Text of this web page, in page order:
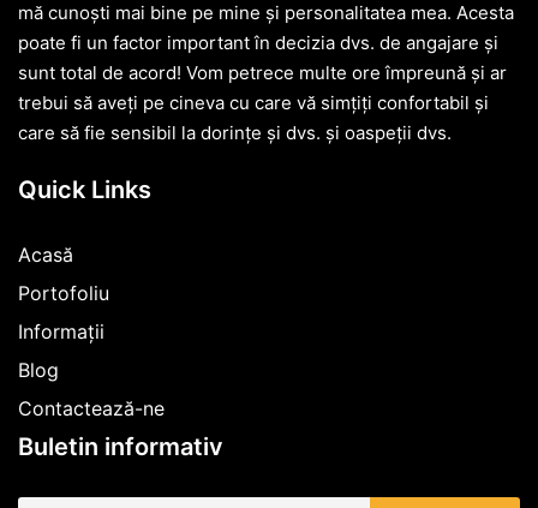
mă cunoști mai bine pe mine și personalitatea mea. Acesta
poate fi un factor important în decizia dvs. de angajare și
sunt total de acord! Vom petrece multe ore împreună și ar
trebui să aveți pe cineva cu care vă simțiți confortabil și
care să fie sensibil la dorințe și dvs. și oaspeții dvs.
Quick Links
Acasă
Portofoliu
Informații
Blog
Contactează-ne
Buletin informativ